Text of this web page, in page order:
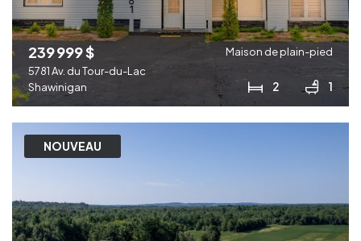
239 999 $
Maison de plain-pied
5781 Av. du Tour-du-Lac
Shawinigan
2 1
NOUVEAU